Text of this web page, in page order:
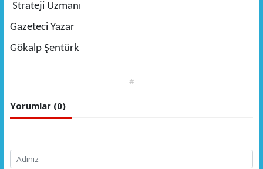
Strateji Uzmanı
Gazeteci Yazar
Gökalp Şentürk
#
Yorumlar (0)